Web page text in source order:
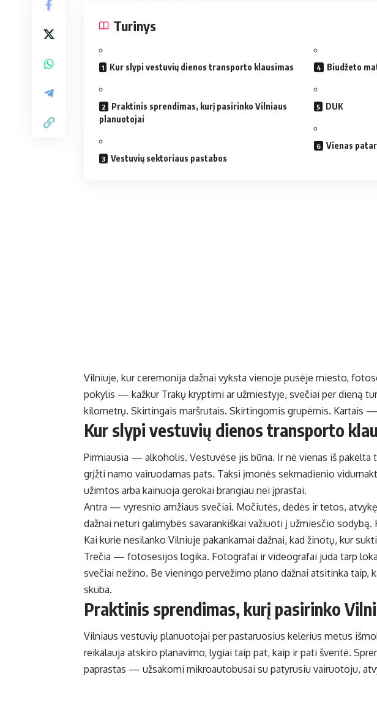
Turinys
Kur slypi vestuvių dienos transporto klausimas
Praktinis sprendimas, kurį pasirinko Vilniaus
planuotojai
Vestuvių sektoriaus pastabos
Biudžeto
DUK
Vienas
Vilniuje, kur ceremonija dažnai vyksta vienoje pusėje miesto,
pokylis — kažkur Trakų kryptimi ar užmiestyje, svečiai per dieną
kilometrų. Skirtingais maršrutais. Skirtingomis grupėmis. Kartais
Kur slypi vestuvių dienos transporto
Pirmiausia — alkoholis. Vestuvėse jis būna. Ir nė vienas iš pakelta
grįžti namo vairuodamas pats. Taksi įmonės sekmadienio
užimtos arba kainuoja gerokai brangiau nei įprastai.
Antra — vyresnio amžiaus svečiai. Močiutės, dėdės ir tetos,
dažnai neturi galimybės savarankiškai važiuoti į užmiesčio
Kai kurie nesilanko Vilniuje pakankamai dažnai, kad žinotų, kur
Trečia — fotosesijos logika. Fotografai ir videografai juda tarp
svečiai nežino. Be vieningo pervežimo plano dažnai atsitinka taip,
skuba.
Praktinis sprendimas, kurį pasirinko
Vilniaus vestuvių planuotojai per pastaruosius kelerius metus
reikalauja atskiro planavimo, lygiai taip pat, kaip ir pati šventė.
paprastas — užsakomi mikroautobusai su patyrusiu vairuotoju,